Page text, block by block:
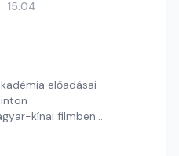
15:04
előadásai
kínai filmben
Kristóf